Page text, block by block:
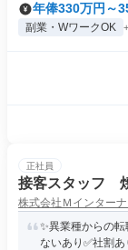
年俸330万円～
副業・WワークOK
正社員
接客スタッフ
株式会社Ｍインター
✨異業種からの
ないあり✅社割あ